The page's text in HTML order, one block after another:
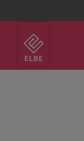
to
content